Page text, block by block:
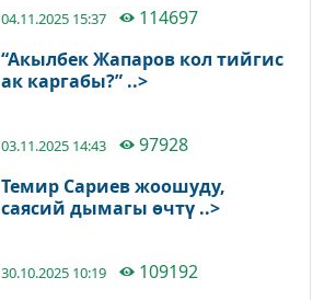
04.11.2025 15:37
114697
“Акылбек Жапаров кол тийгис
ак каргабы?” ..>
03.11.2025 14:43
97928
Темир Сариев жоошуду,
саясий дымагы өчтү ..>
30.10.2025 10:19
109192